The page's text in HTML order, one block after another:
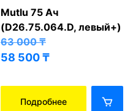
Mutlu 75 Ач
(D26.75.064.D, левый+)
63 000₸
58 500₸
Подробнее